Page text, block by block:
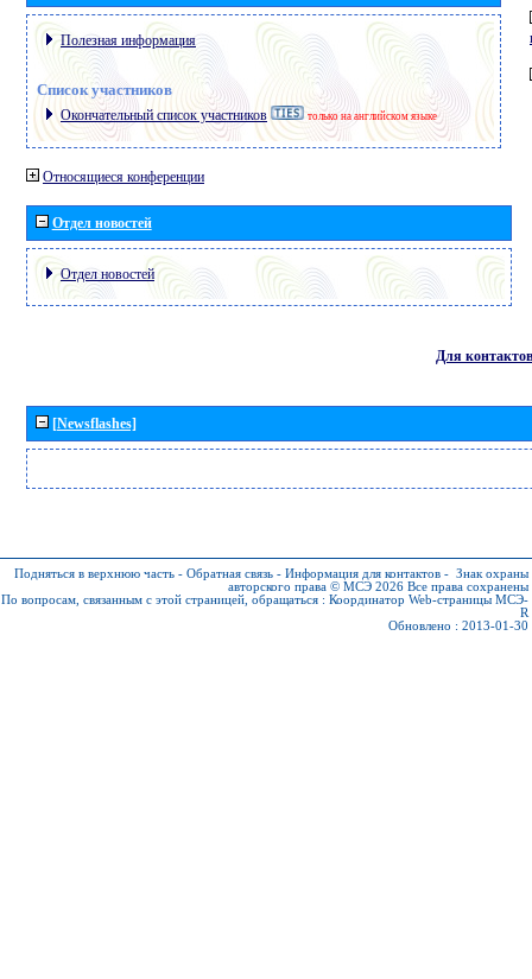
Полезная информация
Список участников
Окончательный список участников только на английском языке
Относящиеся конференции
Отдел новостей
Отдел новостей
Для контактов
[Newsflashes]
Подняться в верхнюю часть - Обратная связь - Информация для контактов - Знак охраны
авторского права © МСЭ 2026 Все права сохранены
По вопросам, связанным с этой страницей, обращаться : Координатор Web-страницы МСЭ-
R
Обновлено : 2013-01-30